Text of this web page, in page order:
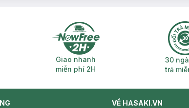
khi nhận hàng Giao nhanh miễn phí 2H
Giao nhanh
miễn phí 2H
30
trả
VỀ HASAKI.VN